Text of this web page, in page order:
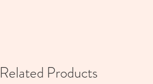
Related Products